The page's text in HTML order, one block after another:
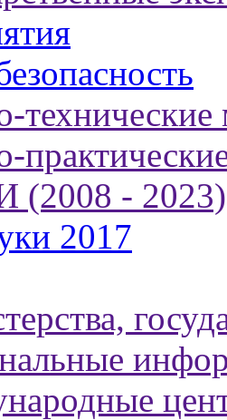
технические
(2008 - 2023)
2017